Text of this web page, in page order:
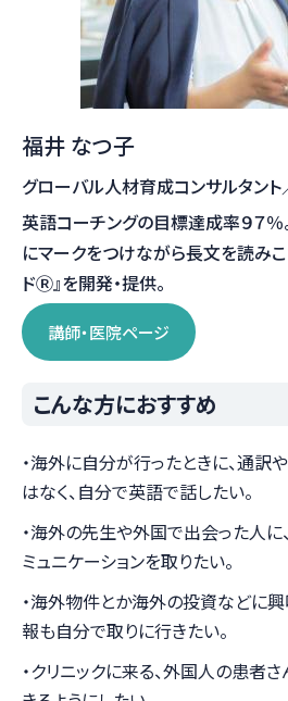
福井 なつ子
グローバル人材育成コンサルタン
英語コーチングの目標達成率９７％
にマークをつけながら長文を読みこ
ドⓇ』を開発・提供。
講師・医院ページ
こんな方におすすめ
・海外に自分が行ったときに、通訳
はなく、自分で英語で話したい。
・海外の先生や外国で出会った人に
ミュニケーションを取りたい。
・海外物件とか海外の投資などに興
報も自分で取りに行きたい。
・クリニックに来る、外国人の患者